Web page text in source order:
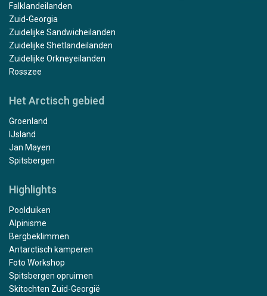
Falklandeilanden
Zuid-Georgia
Zuidelijke Sandwicheilanden
Zuidelijke Shetlandeilanden
Zuidelijke Orkneyeilanden
Rosszee
Het Arctisch gebied
Groenland
IJsland
Jan Mayen
Spitsbergen
Highlights
Poolduiken
Alpinisme
Bergbeklimmen
Antarctisch kamperen
Foto Workshop
Spitsbergen opruimen
Skitochten Zuid-Georgië